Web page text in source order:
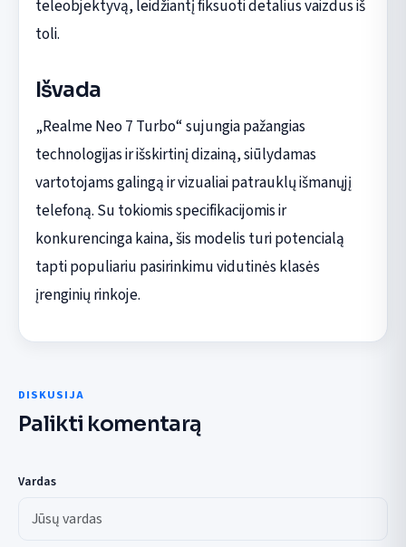
teleobjektyvą, leidžiantį fiksuoti detalius vaizdus iš
toli.
Išvada
„Realme Neo 7 Turbo“ sujungia pažangias
technologijas ir išskirtinį dizainą, siūlydamas
vartotojams galingą ir vizualiai patrauklų išmanųjį
telefoną. Su tokiomis specifikacijomis ir
konkurencinga kaina, šis modelis turi potencialą
tapti populiariu pasirinkimu vidutinės klasės
įrenginių rinkoje.
DISKUSIJA
Palikti komentarą
Vardas